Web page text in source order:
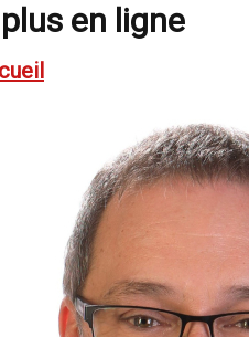
en ligne